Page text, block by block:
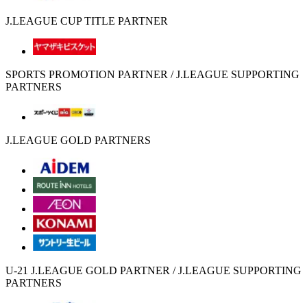
J.LEAGUE CUP TITLE PARTNER
SPORTS PROMOTION PARTNER / J.LEAGUE SUPPORTING
PARTNERS
J.LEAGUE GOLD PARTNERS
U-21 J.LEAGUE GOLD PARTNER / J.LEAGUE SUPPORTING
PARTNERS